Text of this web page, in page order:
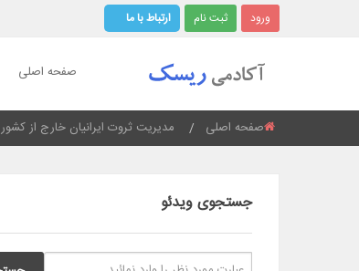
ورود ثبت نام ارتباط با ما
صفحه اصلی
Current:
مدیریت ثروت ایرانیان خارج از کشور 1404/11/07 صفحه اصلی
جستجوی ویدئو